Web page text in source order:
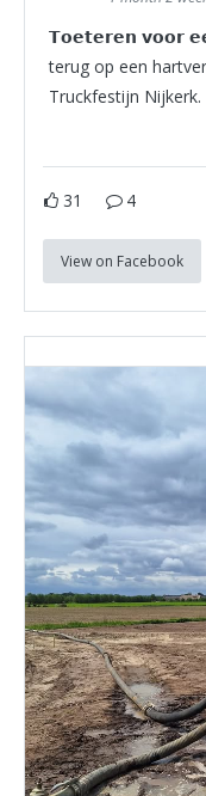
𝗧𝗼𝗲𝘁𝗲𝗿𝗲𝗻 𝘃𝗼𝗼𝗿
terug op een
Truckfestijn
31 4
View on Facebook